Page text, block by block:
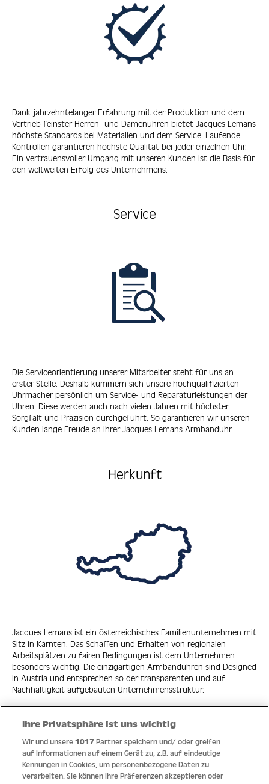
Dank jahrzehntelanger Erfahrung mit der Produktion und dem
Vertrieb feinster Herren- und Damenuhren bietet Jacques Lemans
höchste Standards bei Materialien und dem Service. Laufende
Kontrollen garantieren höchste Qualität bei jeder einzelnen Uhr.
Ein vertrauensvoller Umgang mit unseren Kunden ist die Basis für
den weltweiten Erfolg des Unternehmens.
Service
Die Serviceorientierung unserer Mitarbeiter steht für uns an
erster Stelle. Deshalb kümmern sich unsere hochqualifizierten
Uhrmacher persönlich um Service- und Reparaturleistungen der
Uhren. Diese werden auch nach vielen Jahren mit höchster
Sorgfalt und Präzision durchgeführt. So garantieren wir unseren
Kunden lange Freude an ihrer Jacques Lemans Armbanduhr.
Herkunft
Jacques Lemans ist ein österreichisches Familienunternehmen mit
Sitz in Kärnten. Das Schaffen und Erhalten von regionalen
Arbeitsplätzen zu fairen Bedingungen ist dem Unternehmen
besonders wichtig. Die einzigartigen Armbanduhren sind Designed
in Austria und entsprechen so der transparenten und auf
Nachhaltigkeit aufgebauten Unternehmensstruktur.
Quick Links
Hilfe
Ihre Privatsphäre ist uns wichtig
Wir und unsere1017 Partner speichern und/ oder greifen
auf Informationen auf einem Gerät zu, z.B. auf eindeutige
Kennungen in Cookies, um personenbezogene Daten zu
verarbeiten. Sie können Ihre Präferenzen akzeptieren oder